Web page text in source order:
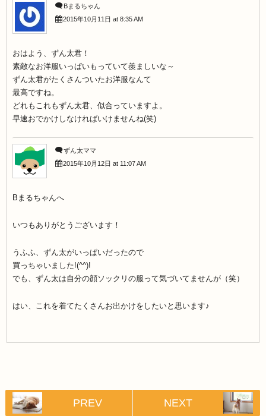
Bまるちゃん
2015年10月11日 at 8:35 AM
おはよう、ずん太君！
素敵なお洋服いっぱいもっていて羨ましいな～
ずん太君がたくさんついたお洋服なんて
最高ですね。
どれもこれもずん太君、似合っていますよ。
早速おでかけしなければいけませんね(笑)
ずん太ママ
2015年10月12日 at 11:07 AM
Bまるちゃんへ
いつもありがとうございます！
うふふ、ずん太がいっぱいだったので
買っちゃいました!(^^)!
でも、ずん太は自分の顔ソックリの服って気づいてませんが（笑）
はい、これを着てたくさんお出かけをしたいと思います♪
PREV NEXT